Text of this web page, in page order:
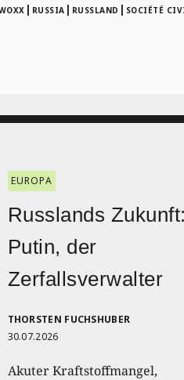
| RUSSIA | RUSSLAND | SOCIÉTÉ
EUROPA
Russlands Zukunft:
Putin, der
Zerfallsverwalter
THORSTEN FUCHSHUBER
30.07.2026
Akuter Kraftstoffmangel,